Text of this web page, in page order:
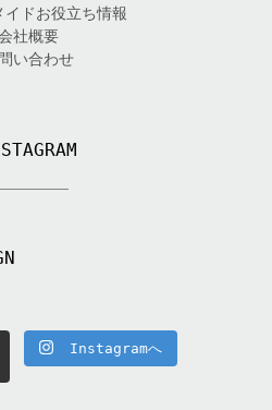
イドお役立ち情報
社概要
い合わせ
Instagramへ